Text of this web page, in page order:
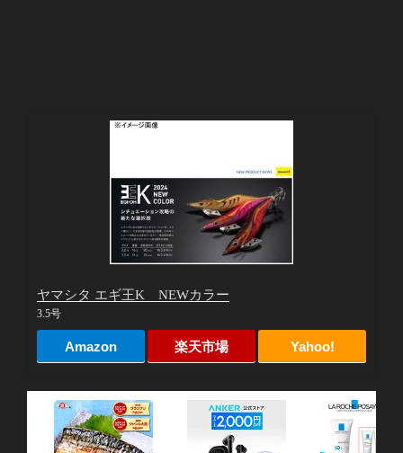
ヤマシタ エギ王K NEWカラー
3.5号
Amazon 楽天市場 Yahoo!